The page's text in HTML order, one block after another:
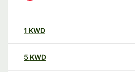
1 KWD
5 KWD